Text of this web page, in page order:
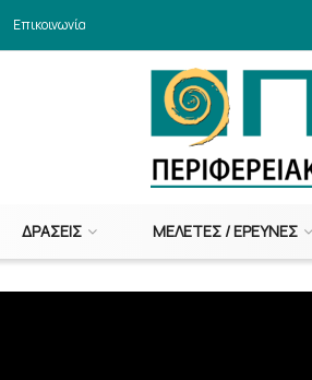
Επικοινωνία
ΔΡΆΣΕΙΣ ΜΕΛΈΤΕΣ / ΈΡΕΥΝΕΣ